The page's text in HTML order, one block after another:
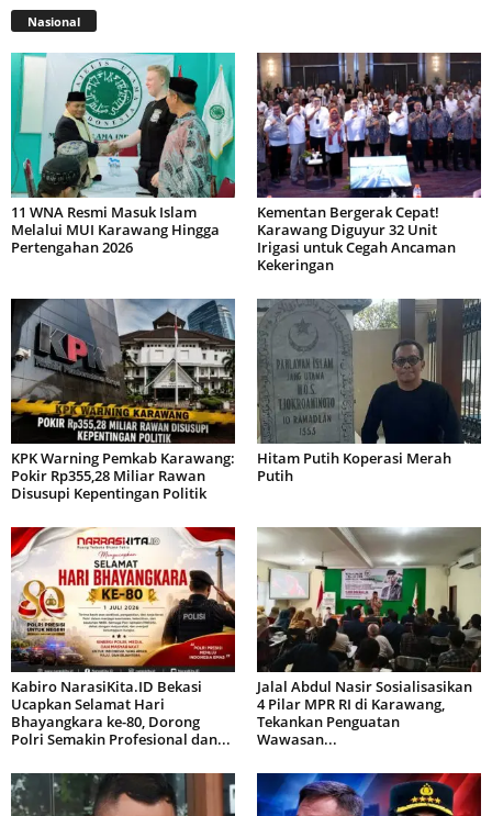
Nasional
11 WNA Resmi Masuk Islam
Melalui MUI Karawang Hingga
Pertengahan 2026
Kementan Bergerak Cepat!
Karawang Diguyur 32 Unit
Irigasi untuk Cegah Ancaman
Kekeringan
KPK Warning Pemkab Karawang:
Pokir Rp355,28 Miliar Rawan
Disusupi Kepentingan Politik
Hitam Putih Koperasi Merah
Putih
Kabiro NarasiKita.ID Bekasi
Ucapkan Selamat Hari
Bhayangkara ke-80, Dorong
Polri Semakin Profesional dan...
Jalal Abdul Nasir Sosialisasikan
4 Pilar MPR RI di Karawang,
Tekankan Penguatan
Wawasan...